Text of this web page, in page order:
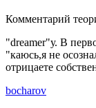
Комментарий
"dreamer"у. В
"каюсь,я не
отрицаете
bocharov